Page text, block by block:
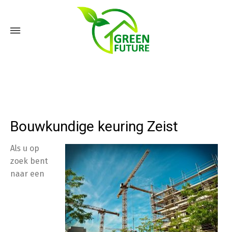
Bouwkundige keuring Zeist
Als u op
zoek bent
naar een